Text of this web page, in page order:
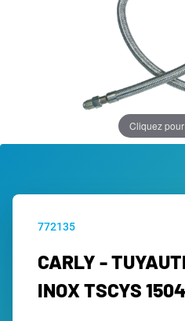
Cliquez
772135
CARLY -
INOX TSCYS